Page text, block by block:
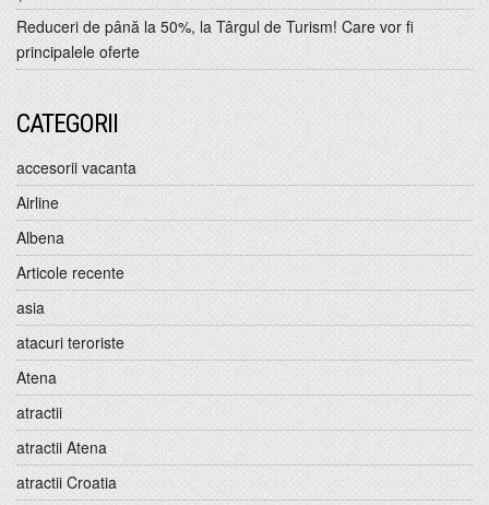
Reduceri de până la 50%, la Târgul de Turism! Care vor fi
principalele oferte
CATEGORII
accesorii vacanta
Airline
Albena
Articole recente
asia
atacuri teroriste
Atena
atractii
atractii Atena
atractii Croatia